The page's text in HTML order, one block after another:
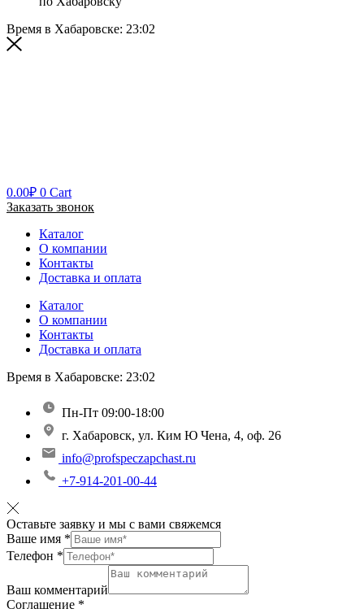
Время в Хабаровске: 23:02
0.00₽ 0 Cart
Заказать звонок
Каталог
О компании
Контакты
Доставка и оплата
Каталог
О компании
Контакты
Доставка и оплата
Время в Хабаровске: 23:02
Пн-Пт 09:00-18:00
г. Хабаровск, ул. Ким Ю Чена, 4, оф. 26
info@profspeczapchast.ru
+7-914-201-00-44
Оставьте заявку и мы с вами свяжемся
Ваше имя *
Телефон *
Ваш комментарий
Соглашение *